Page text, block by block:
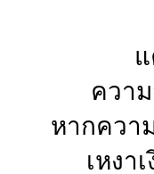
ควา
หากควา
เหงา